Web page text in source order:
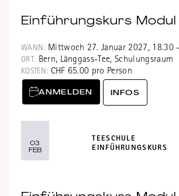
Einführungskurs Modul
WANN: Mittwoch 27. Januar 2027, 18.30
ORT: Bern, Länggass-Tee, Schulungsraum
KOSTEN: CHF 65.00 pro Person
ANMELDEN INFOS
03
FEB
TEESCHULE
EINFÜHRUNGSKURS